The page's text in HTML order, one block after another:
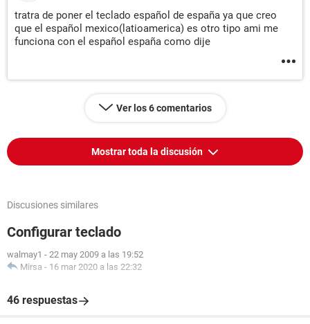
tratra de poner el teclado español de españa ya que creo
que el español mexico(latioamerica) es otro tipo ami me
funciona con el español españa como dije
Ver los 6 comentarios
Mostrar toda la discusión
Discusiones similares
Configurar teclado
walmay1 - 22 may 2009 a las 19:52
Mirsa - 16 mar 2020 a las 22:32
46 respuestas